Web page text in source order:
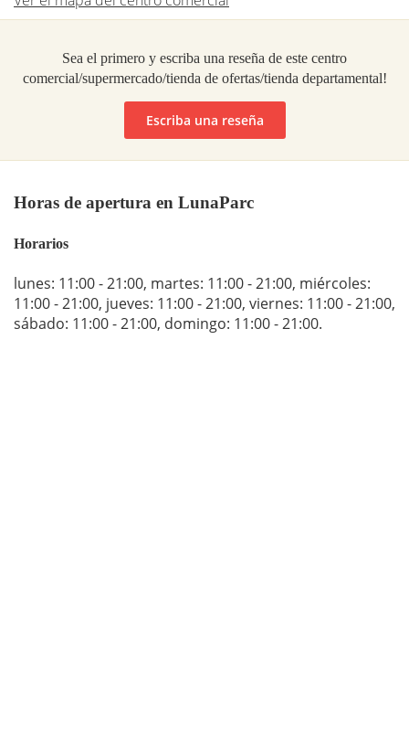
Sea el primero y escriba una reseña de este centro
comercial/supermercado/tienda de ofertas/tienda departamental!
Escriba una reseña
Horas de apertura en LunaParc
Horarios
lunes: 11:00 - 21:00, martes: 11:00 - 21:00, miércoles:
11:00 - 21:00, jueves: 11:00 - 21:00, viernes: 11:00 - 21:00,
sábado: 11:00 - 21:00, domingo: 11:00 - 21:00.